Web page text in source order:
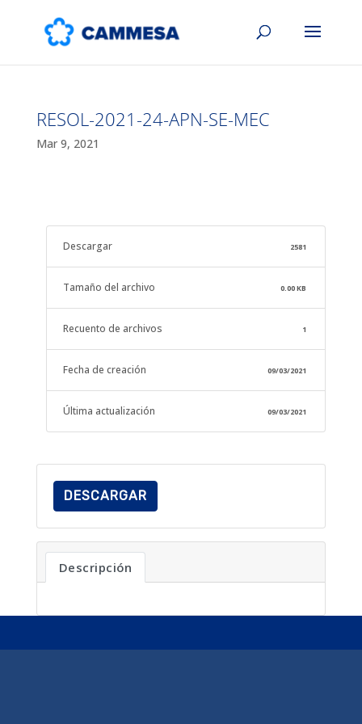
RESOL-2021-24-APN-SE-MEC
Mar 9, 2021
Descargar 2581
Tamaño del archivo 0.00 KB
Recuento de archivos 1
Fecha de creación 09/03/2021
Última actualización 09/03/2021
DESCARGAR
Descripción